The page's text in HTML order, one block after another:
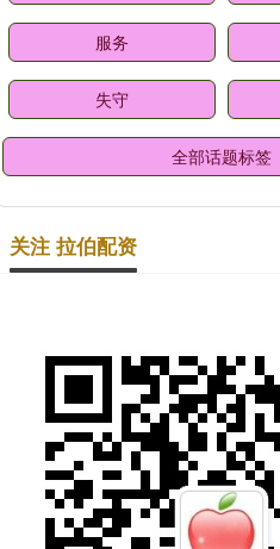
服务
失守
全部话题标签
关注 拉伯配资